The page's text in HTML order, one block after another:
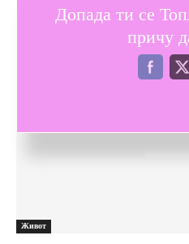
Живот
Допада ти се
причу